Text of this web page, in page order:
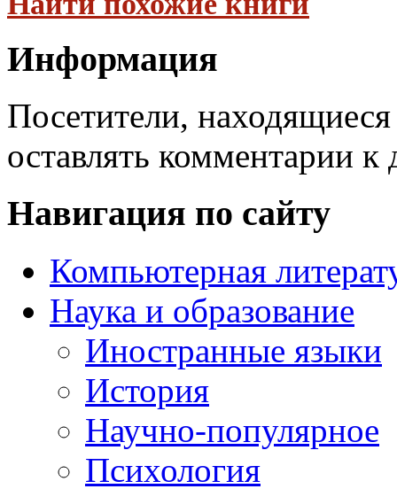
Информация
Посетители,
оставлять комментарии к
Навигация по сайту
Компьютерная
Наука и образование
Иностранные языки
История
Научно-популярное
Психология